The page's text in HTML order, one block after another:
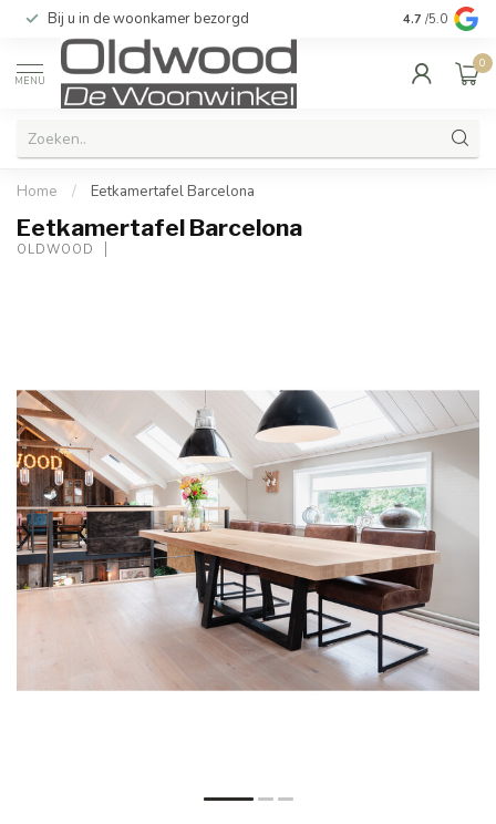
Bij u in de woonkamer bezorgd Kwaliteit &
4.7 /5.0
MENU
0
Home / Eetkamertafel Barcelona
Eetkamertafel Barcelona
OLDWOOD